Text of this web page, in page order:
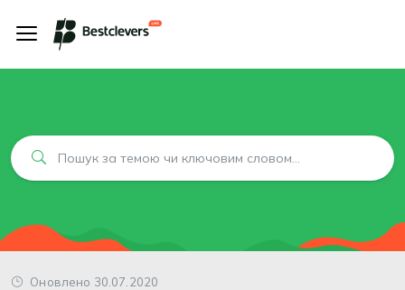
Оновлено 30.07.2020